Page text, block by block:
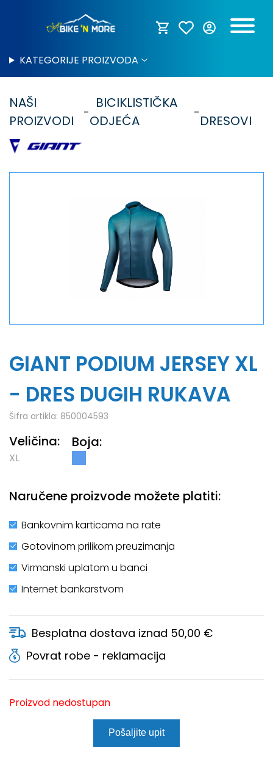
KATEGORIJE PROIZVODA
NAŠI
PROIZVODI
BICIKLISTIČKA
ODJEĆA
DRESOVI
GIANT PODIUM JERSEY XL
- DRES DUGIH RUKAVA
Šifra artikla: 850004593
Veličina:
XL
Boja:
Naručene proizvode možete platiti:
Bankovnim karticama na rate
Gotovinom prilikom preuzimanja
Virmanski uplatom u banci
Internet bankarstvom
Besplatna dostava iznad 50,00 €
Povrat robe - reklamacija
Proizvod nedostupan
Pošaljite upit